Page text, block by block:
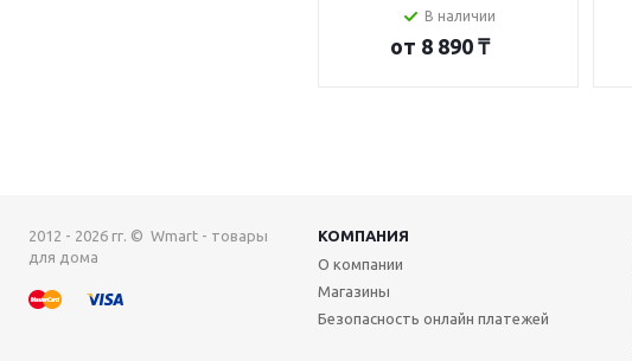
В наличии
от 8 890 ₸
2012 - 2026 гг. © Wmart - товары
для дома
КОМПАНИЯ
О компании
Магазины
Безопасность онлайн платежей